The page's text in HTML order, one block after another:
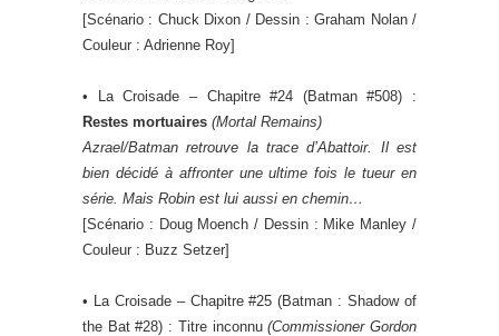
[Scénario : Chuck Dixon / Dessin : Graham Nolan /
Couleur : Adrienne Roy]
• La Croisade – Chapitre #24 (Batman #508) :
Restes mortuaires (Mortal Remains)
Azrael/Batman retrouve la trace d’Abattoir. Il est
bien décidé à affronter une ultime fois le tueur en
série. Mais Robin est lui aussi en chemin…
[Scénario : Doug Moench / Dessin : Mike Manley /
Couleur : Buzz Setzer]
• La Croisade – Chapitre #25 (Batman : Shadow of
the Bat #28) : Titre inconnu(Commissioner Gordon